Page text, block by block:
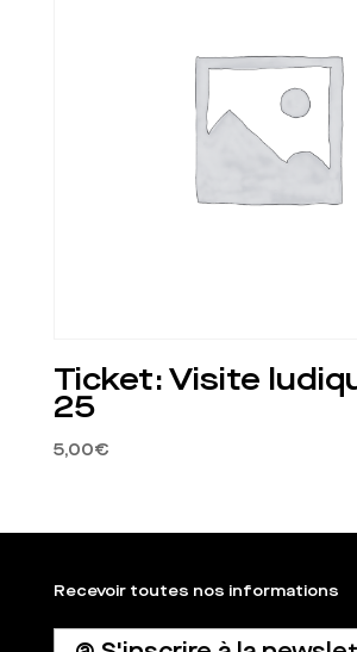
Ticket: Visite
25
5,00€
Recevoir toutes nos informations